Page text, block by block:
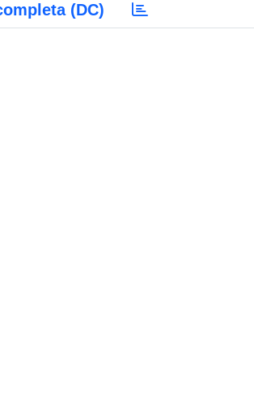
(DC)